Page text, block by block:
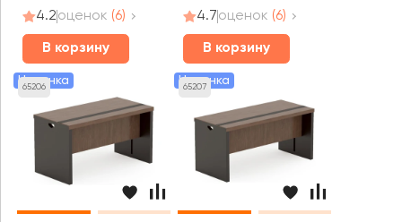
4.2оценок (6)
В корзину
4.7оценок (6)
В корзину
65206
Новинка 65207
Новинка